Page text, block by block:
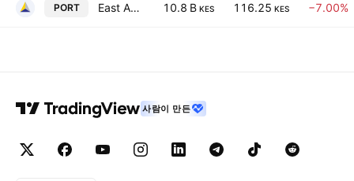
PORT East African Portland Cement Co. Ltd. 10.8 B KES 116.25 KES −7.00%
사람이 만든